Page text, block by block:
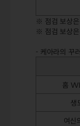
※ 점검 보상
※ 점검 보상
- 케아라의 꾸
홈
생
여신